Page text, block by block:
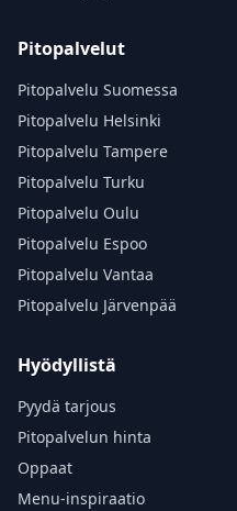
Pitopalvelut
Pitopalvelu Suomessa
Pitopalvelu Helsinki
Pitopalvelu Tampere
Pitopalvelu Turku
Pitopalvelu Oulu
Pitopalvelu Espoo
Pitopalvelu Vantaa
Pitopalvelu Järvenpää
Hyödyllistä
Pyydä tarjous
Pitopalvelun hinta
Oppaat
Menu-inspiraatio